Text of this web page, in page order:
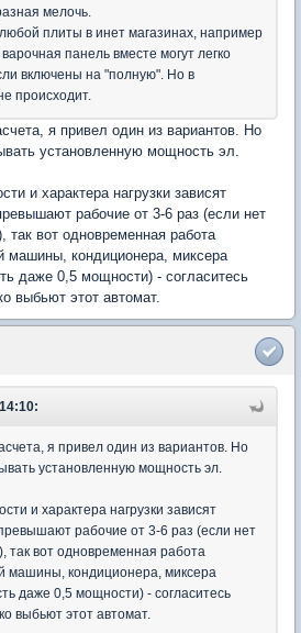
мелочь.
плиты в инет магазинах, например
панель вместе могут легко
включены на "полную". Но в
происходит.
я привел один из вариантов. Но
установленную мощность эл.
и характера нагрузки зависят
рабочие от 3-6 раз (если нет
так вот одновременная работа
машины, кондиционера, миксера
даже 0,5 мощности) - согласитесь
выбьют этот автомат.
я привел один из вариантов. Но
установленную мощность эл.
и характера нагрузки зависят
рабочие от 3-6 раз (если нет
так вот одновременная работа
машины, кондиционера, миксера
даже 0,5 мощности) - согласитесь
выбьют этот автомат.